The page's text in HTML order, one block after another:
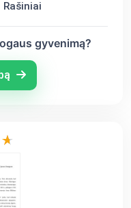
Rašiniai
gyvenimą?